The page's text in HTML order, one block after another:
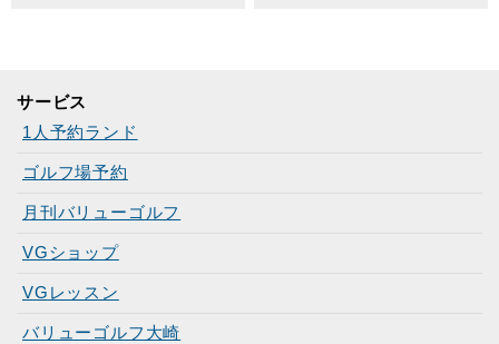
サービス
1人予約ランド
ゴルフ場予約
月刊バリューゴルフ
VGショップ
VGレッスン
バリューゴルフ大崎